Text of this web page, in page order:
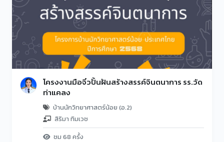
โครงงานมือจิ๋วปั้นฝันสร้างสรรค์จินตนาการ รร.วัด
ท่าแคลง
บ้านนักวิทยาศาสตร์น้อย (อ.2)
สิริมา ทิมเวช
ชม 68 ครั้ง